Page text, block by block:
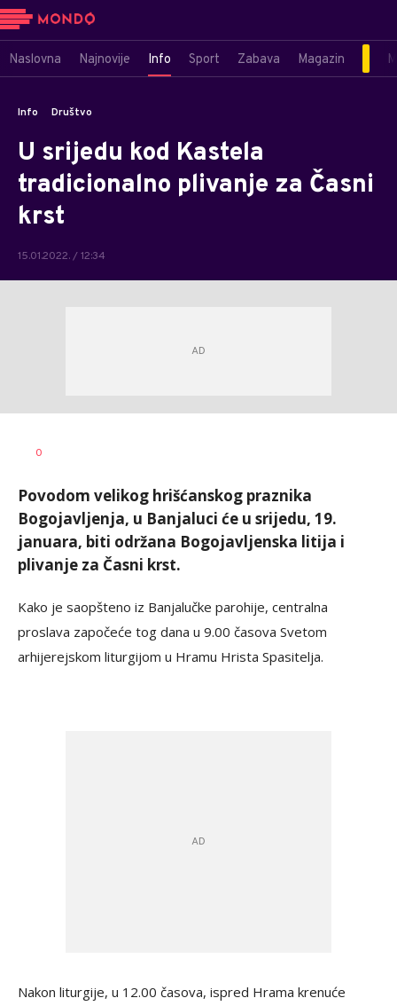
Naslovna Najnovije Info Sport Zabava Magazin
Info Društvo
U srijedu kod Kastela
tradicionalno plivanje za Časni
krst
15.01.2022. / 12:34
AUTOR
0
Povodom velikog hrišćanskog praznika
Bogojavljenja, u Banjaluci će u srijedu, 19.
januara, biti održana Bogojavljenska litija i
plivanje za Časni krst.
Kako je saopšteno iz Banjalučke parohije, centralna
proslava započeće tog dana u 9.00 časova Svetom
arhijerejskom liturgijom u Hramu Hrista Spasitelja.
Nakon liturgije, u 12.00 časova, ispred Hrama krenuće